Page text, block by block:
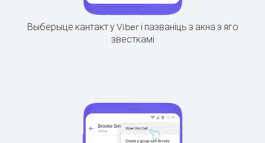
Выберыце кантакт у Viber і пазваніць з акна з яго
звесткамі